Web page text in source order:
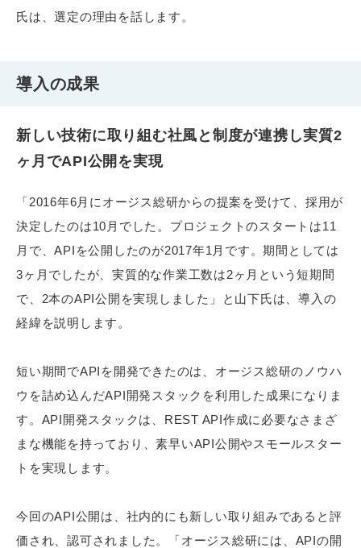
氏は、選定の理由を話します。
導入の成果
新しい技術に取り組む社風と制度が連携し実質2
ヶ月でAPI公開を実現
「2016年6月にオージス総研からの提案を受けて、採用が
決定したのは10月でした。プロジェクトのスタートは11
月で、APIを公開したのが2017年1月です。期間としては
3ヶ月でしたが、実質的な作業工数は2ヶ月という短期間
で、2本のAPI公開を実現しました」と山下氏は、導入の
経緯を説明します。
短い期間でAPIを開発できたのは、オージス総研のノウハ
ウを詰め込んだAPI開発スタックを利用した成果になりま
す。API開発スタックは、REST API作成に必要なさまざ
まな機能を持っており、素早いAPI公開やスモールスター
トを実現します。
今回のAPI公開は、社内的にも新しい取り組みであると評
価され、認可されました。「オージス総研には、APIの開